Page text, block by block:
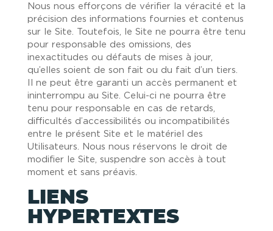
Nous nous efforçons de vérifier la véracité et la
précision des informations fournies et contenus
sur le Site. Toutefois, le Site ne pourra être tenu
pour responsable des omissions, des
inexactitudes ou défauts de mises à jour,
qu’elles soient de son fait ou du fait d’un tiers.
Il ne peut être garanti un accès permanent et
ininterrompu au Site. Celui-ci ne pourra être
tenu pour responsable en cas de retards,
difficultés d’accessibilités ou incompatibilités
entre le présent Site et le matériel des
Utilisateurs. Nous nous réservons le droit de
modifier le Site, suspendre son accès à tout
moment et sans préavis.
LIENS
HYPERTEXTES